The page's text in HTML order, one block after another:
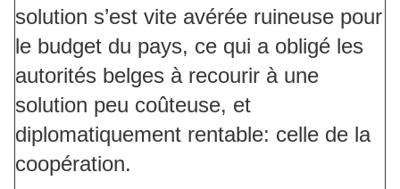
solution s’est vite avérée ruineuse pour
le budget du pays, ce qui a obligé les
autorités belges à recourir à une
solution peu coûteuse, et
diplomatiquement rentable: celle de la
coopération.